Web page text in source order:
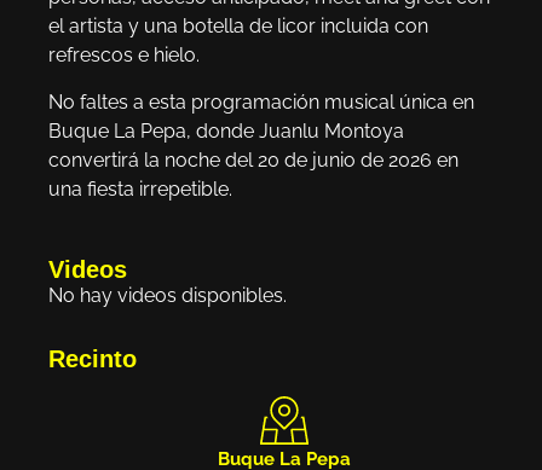
el artista y una botella de licor incluida con
refrescos e hielo.
No faltes a esta programación musical única en
Buque La Pepa, donde Juanlu Montoya
convertirá la noche del 20 de junio de 2026 en
una fiesta irrepetible.
Videos
No hay videos disponibles.
Recinto
Buque La Pepa